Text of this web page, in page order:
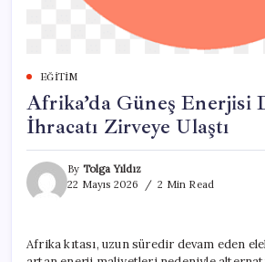
EĞITIM
Afrika’da Güneş Enerjisi
İhracatı Zirveye Ulaştı
By Tolga Yıldız
22 Mayıs 2026
2 Min Read
Afrika kıtası, uzun süredir devam eden